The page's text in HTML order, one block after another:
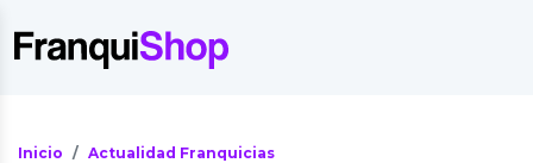
Inicio
Actualidad Franquicias